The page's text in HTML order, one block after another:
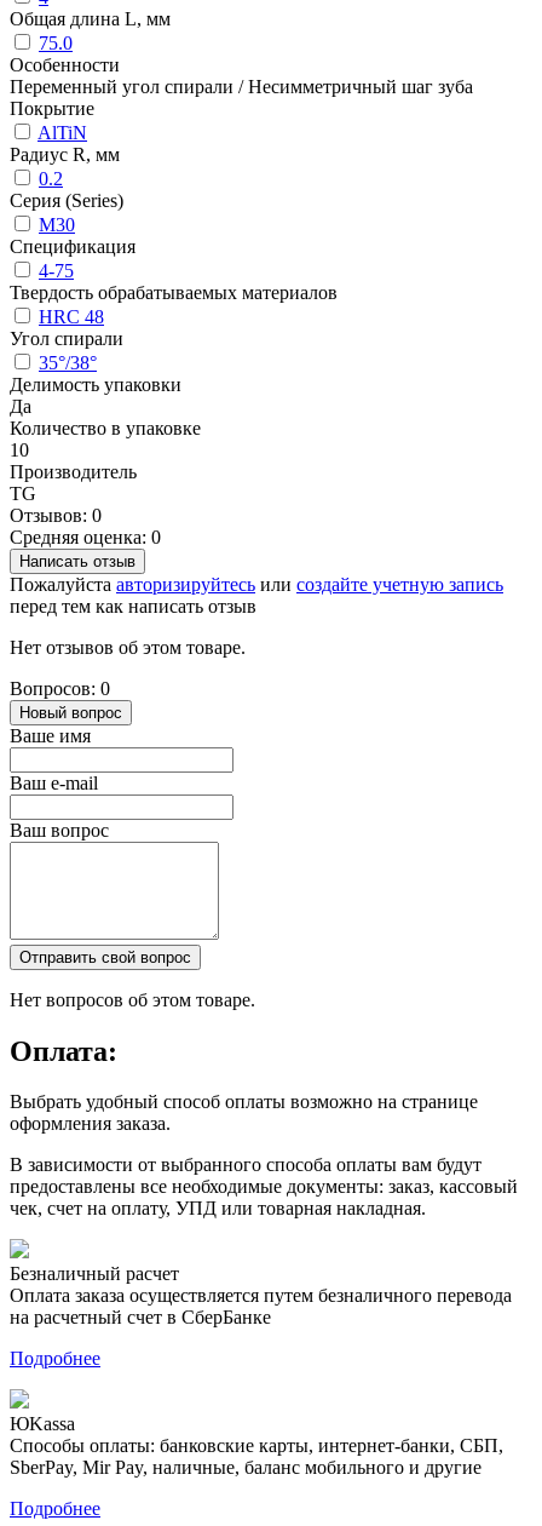
Общая длина L, мм
75.0
Особенности
Переменный угол спирали / Несимметричный шаг зуба
Покрытие
AlTiN
Радиус R, мм
0.2
Серия (Series)
M30
Спецификация
4-75
Твердость обрабатываемых материалов
HRC 48
Угол спирали
35°/38°
Делимость упаковки
Да
Количество в упаковке
10
Производитель
TG
Отзывов: 0
Средняя оценка: 0
Написать отзыв
Пожалуйста авторизируйтесь или создайте учетную запись
перед тем как написать отзыв
Нет отзывов об этом товаре.
Вопросов: 0
Новый вопрос
Ваше имя
Ваш e-mail
Ваш вопрос
Отправить свой вопрос
Нет вопросов об этом товаре.
Оплата:
Выбрать удобный способ оплаты возможно на странице
оформления заказа.
В зависимости от выбранного способа оплаты вам будут
предоставлены все необходимые документы: заказ, кассовый
чек, счет на оплату, УПД или товарная накладная.
Безналичный расчет
Оплата заказа осуществляется путем безналичного перевода
на расчетный счет в СберБанке
Подробнее
ЮKassa
Способы оплаты: банковские карты, интернет-банки, СБП,
SberPay, Mir Pay, наличные, баланс мобильного и другие
Подробнее